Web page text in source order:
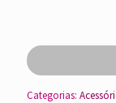
Categorias: